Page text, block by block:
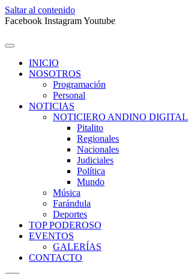
Saltar al contenido
Facebook InstagramYoutube
INICIO
NOSOTROS
Programación
Personal
NOTICIAS
NOTICIERO ANDINO DIGITAL
Pitalito
Regionales
Nacionales
Judiciales
Política
Mundo
Música
Farándula
Deportes
TOP PODEROSO
EVENTOS
GALERÍAS
CONTACTO